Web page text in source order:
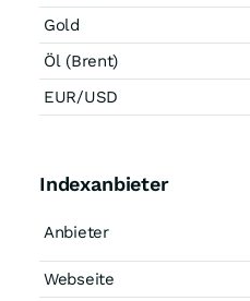
Gold
Öl (Brent)
EUR/USD
Indexanbieter
Anbieter
Webseite